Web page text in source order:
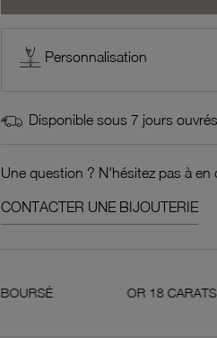
Personnalisation
Disponible sous 7 jours ouvrés
Une question ? N'hésitez pas à en
CONTACTER UNE BIJOUTERIE
OR 18 CARATS 750